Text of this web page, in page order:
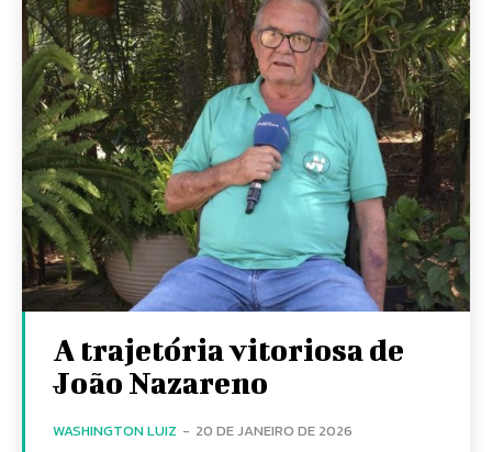
A trajetória vitoriosa de
João Nazareno
WASHINGTON LUIZ - 20 DE JANEIRO DE 2026